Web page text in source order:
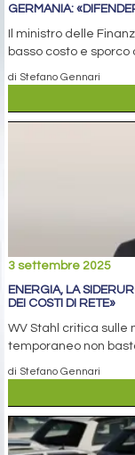
GERMANIA:
Il ministro delle
basso costo e sporco
di Stefano Gennari
3 settembre 2025
ENERGIA, LA
DEI COSTI DI RETE»
WV Stahl critica sulle
temporaneo non
di Stefano Gennari